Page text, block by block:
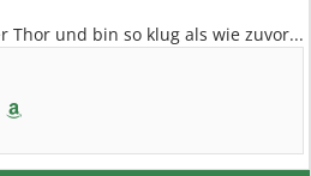
Thor und bin so klug als wie zuvor...